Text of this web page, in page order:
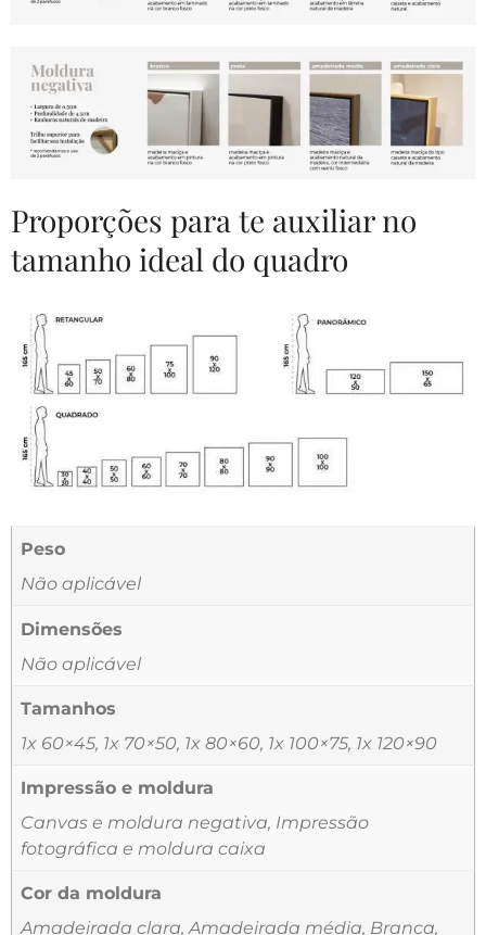
Proporções para te auxiliar no
tamanho ideal do quadro
Peso
Não aplicável
Dimensões
Não aplicável
Tamanhos
1x 60×45, 1x 70×50, 1x 80×60, 1x 100×75, 1x 120×90
Impressão e moldura
Canvas e moldura negativa, Impressão
fotográfica e moldura caixa
Cor da moldura
Amadeirada clara, Amadeirada média, Branca,